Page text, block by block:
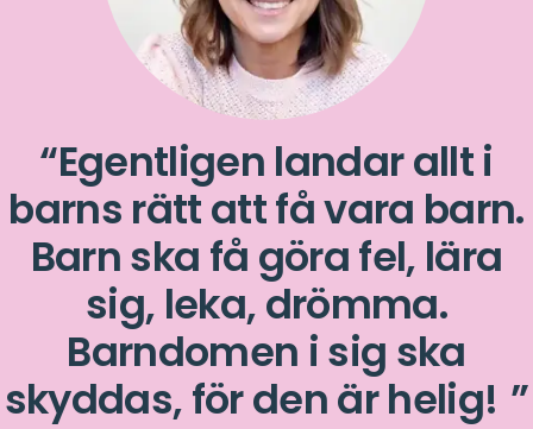
Egentligen landar allt i
barns rätt att få vara barn.
Barn ska få göra fel, lära
sig, leka, drömma.
Barndomen i sig ska
skyddas, för den är helig!